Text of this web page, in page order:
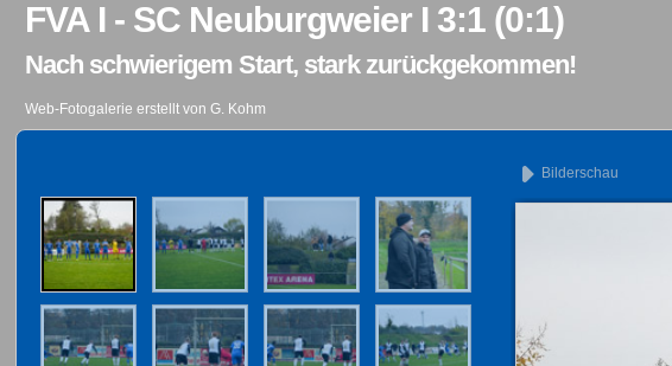
FVA I - SC Neuburgweier I 3:1 (0:1)
Nach schwierigem Start, stark zurückgekommen!
Web-Fotogalerie erstellt von G. Kohm
Bilderschau